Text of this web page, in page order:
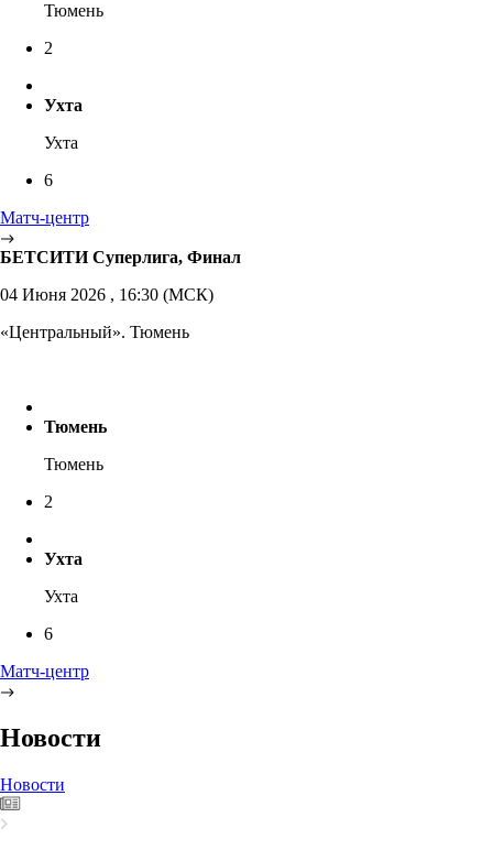
Тюмень
2
Ухта
Ухта
6
Матч-центр
БЕТСИТИ Суперлига, Финал
04 Июня 2026 , 16:30 (МСК)
«Центральный». Тюмень
Тюмень
Тюмень
2
Ухта
Ухта
6
Матч-центр
Новости
Новости